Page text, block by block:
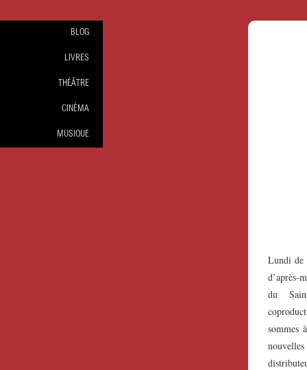
Lundi de
d’après-
du
sommes
BLOG
LIVRES
THÉÂTRE
CINÉMA
MUSIQUE